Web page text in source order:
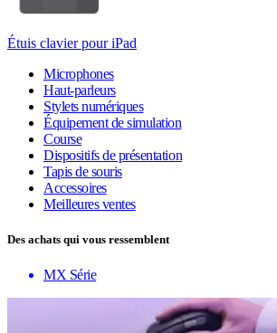
Étuis clavier pour iPad
Microphones
Haut-parleurs
Stylets numériques
Équipement de simulation
Course
Dispositifs de présentation
Tapis de souris
Accessoires
Meilleures ventes
Des achats qui vous ressemblent
MX Série